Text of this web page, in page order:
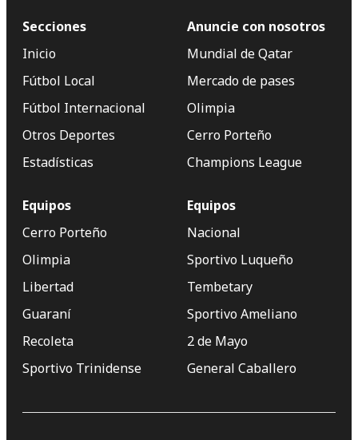
Secciones
Inicio
Fútbol Local
Fútbol Internacional
Otros Deportes
Estadísticas
Anuncie con nosotros
Mundial de Qatar
Mercado de pases
Olimpia
Cerro Porteño
Champions League
Equipos
Cerro Porteño
Olimpia
Libertad
Guaraní
Recoleta
Sportivo Trinidense
Equipos
Nacional
Sportivo Luqueño
Tembetary
Sportivo Ameliano
2 de Mayo
General Caballero